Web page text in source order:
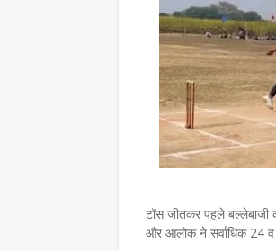
टॉस जीतकर पहले बल्लेबाजी
और आलोक ने सर्वाधिक 24 व